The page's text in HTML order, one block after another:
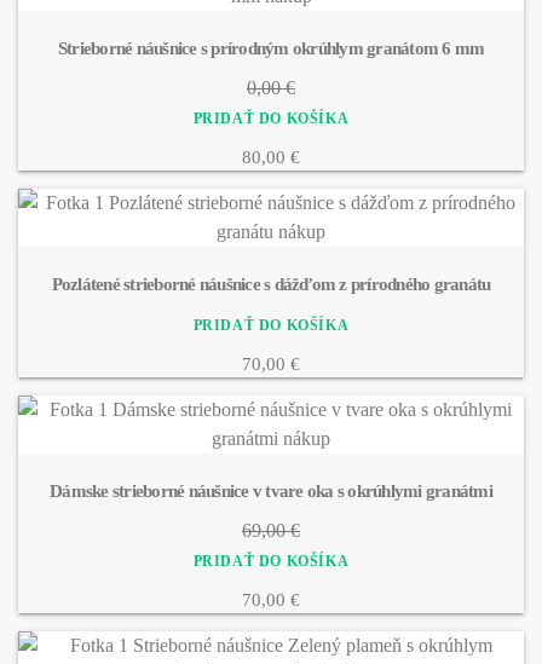
Strieborné náušnice s prírodným okrúhlym granátom 6 mm
0,00 €
80,00 €
Pozlátené strieborné náušnice s dážďom z prírodného granátu
70,00 €
Dámske strieborné náušnice v tvare oka s okrúhlymi granátmi
69,00 €
70,00 €